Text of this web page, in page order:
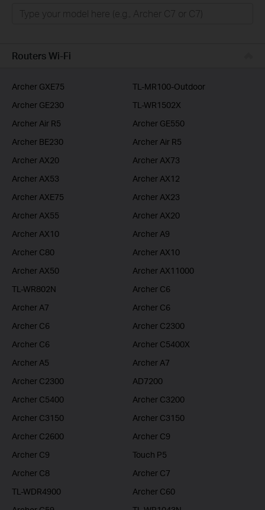
Empresas
Routers Wi-Fi
Archer GXE75
TL-MR100-Outdoor
Archer GE230
TL-WR1502X
Archer Air R5
Archer GE550
Archer BE230
Archer Air R5
Archer AX20
Archer AX73
Archer AX53
Archer AX12
Archer AXE75
Archer AX23
Archer AX55
Archer AX20
Archer AX10
Archer A9
Archer C80
Archer AX10
Archer AX50
Archer AX11000
TL-WR802N
Archer C6
Archer A7
Archer C6
Archer C6
Archer C2300
Archer C6
Archer C5400X
Archer A5
Archer A7
Archer C2300
AD7200
Archer C5400
Archer C3200
Archer C3150
Archer C3150
Archer C2600
Archer C9
Archer C9
Touch P5
Archer C8
Archer C7
TL-WDR4900
Archer C60